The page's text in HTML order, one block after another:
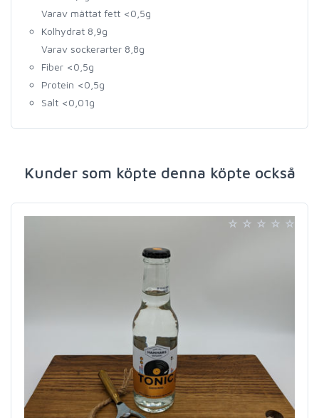
Varav mättat fett <0,5g
Kolhydrat 8,9g
Varav sockerarter 8,8g
Fiber <0,5g
Protein <0,5g
Salt <0,01g
Kunder som köpte denna köpte också